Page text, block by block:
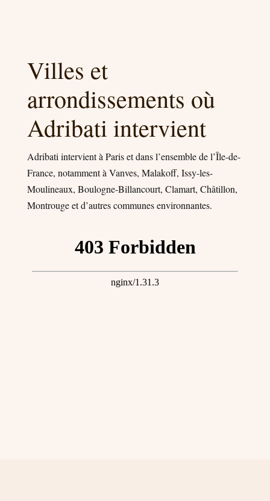
Villes et
arrondissements où
Adribati intervient
Adribati intervient à Paris et dans l’ensemble de l’Île-de-
France, notamment à Vanves, Malakoff, Issy-les-
Moulineaux, Boulogne-Billancourt, Clamart, Châtillon,
Montrouge et d’autres communes environnantes.